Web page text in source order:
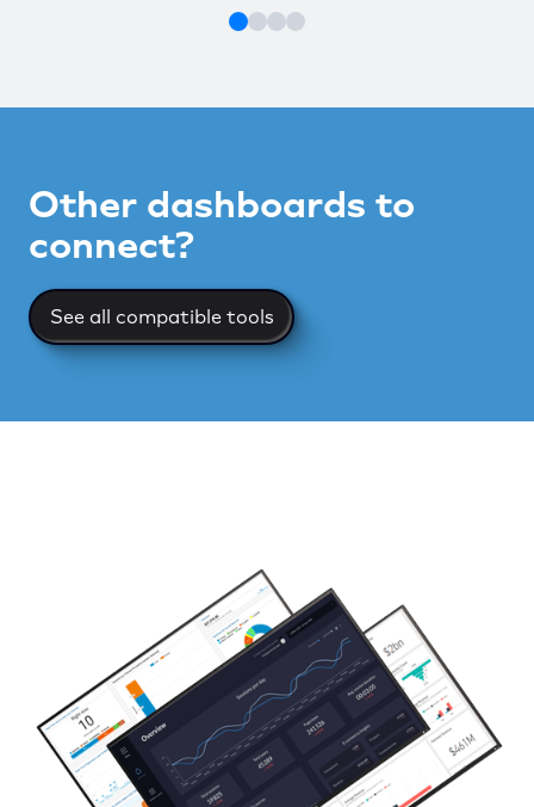
Other dashboards to
connect?
See all compatible toolsSee all compatible tools